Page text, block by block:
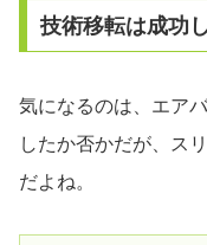
技術移転は成功
気になるのは、エア
したか否かだが、ス
だよね。